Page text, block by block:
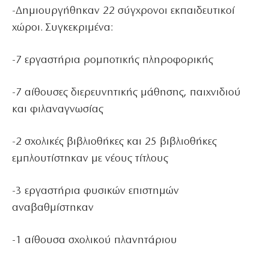
-Δημιουργήθηκαν 22 σύγχρονοι εκπαιδευτικοί
χώροι. Συγκεκριμένα:
-7 εργαστήρια ρομποτικής πληροφορικής
-7 αίθουσες διερευνητικής μάθησης, παιχνιδιού
και φιλαναγνωσίας
-2 σχολικές βιβλιοθήκες και 25 βιβλιοθήκες
εμπλουτίστηκαν με νέους τίτλους
-3 εργαστήρια φυσικών επιστημών
αναβαθμίστηκαν
-1 αίθουσα σχολικού πλανητάριου